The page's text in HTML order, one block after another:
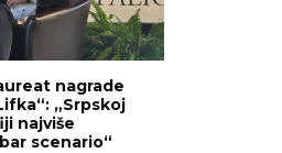
nagrade
„Srpskoj
najviše
scenario“